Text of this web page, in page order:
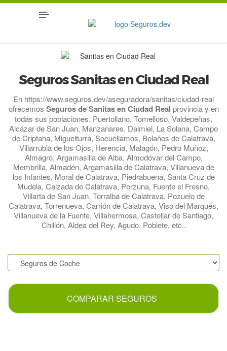
Seguros Sanitas en Ciudad Real
En https://www.seguros.dev/aseguradora/sanitas/ciudad-real
ofrecemos Seguros de Sanitas en Ciudad Real provincia y en
todas sus poblaciones: Puertollano, Tomelloso, Valdepeñas,
Alcázar de San Juan, Manzanares, Daimiel, La Solana, Campo
de Criptana, Miguelturra, Socuéllamos, Bolaños de Calatrava,
Villarrubia de los Ojos, Herencia, Malagón, Pedro Muñoz,
Almagro, Argamasilla de Alba, Almodóvar del Campo,
Membrilla, Almadén, Argamasilla de Calatrava, Villanueva de
los Infantes, Moral de Calatrava, Piedrabuena, Santa Cruz de
Mudela, Calzada de Calatrava, Porzuna, Fuente el Fresno,
Villarta de San Juan, Torralba de Calatrava, Pozuelo de
Calatrava, Torrenueva, Carrión de Calatrava, Viso del Marqués,
Villanueva de la Fuente, Villahermosa, Castellar de Santiago,
Chillón, Aldea del Rey, Agudo, Poblete, etc..
COMPARAR SEGUROS